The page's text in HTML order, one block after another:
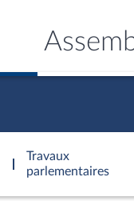
Travaux
parlementaires